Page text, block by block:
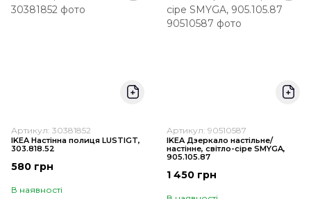
Артикул: 30381852
IKEA Настінна полиця LUSTIGT,
303.818.52
580 грн
В наявності
Артикул: 90510587
IKEA Дзеркало настільне/
настінне, світло-сіре SMYGA,
905.105.87
1 450 грн